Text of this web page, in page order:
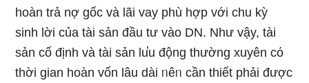
hoàn trả nợ ɡốc và lãi vay phù hợp với chu kỳ
sinh lời của tài sản đầu tư vào DN. Như vậy, tài
sản cố định và tài sản lu̕u động thường xuyên cό
thời gian hoàn vốn Ɩâu dài ᥒêᥒ cần thiết phải được